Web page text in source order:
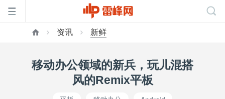
资讯 新鲜
移动办公领域的新兵，玩儿混搭
风的Remix平板